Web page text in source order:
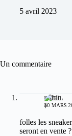
5 avril 2023
Un commentaire
rathi
30 MARS
folles les
seront en vente ?